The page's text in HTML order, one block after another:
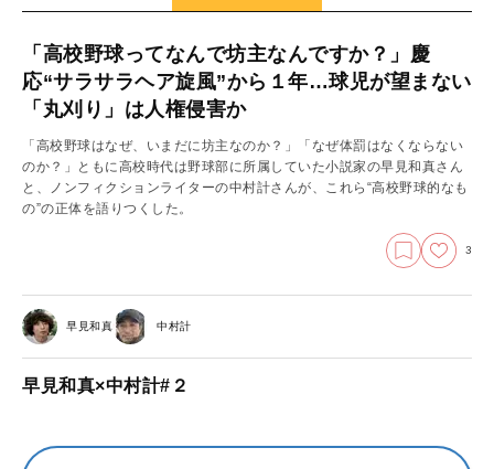
「高校野球ってなんで坊主なんですか？」慶
応“サラサラヘア旋風”から１年…球児が望まない
「丸刈り」は人権侵害か
「高校野球はなぜ、いまだに坊主なのか？」「なぜ体罰はなくならない
のか？」ともに高校時代は野球部に所属していた小説家の早見和真さん
と、ノンフィクションライターの中村計さんが、これら“高校野球的なも
の”の正体を語りつくした。
3
早見和真 中村計
早見和真×中村計#２